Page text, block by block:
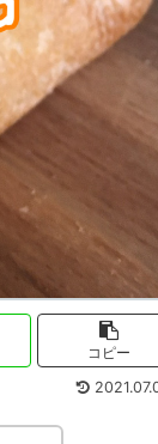
コピー